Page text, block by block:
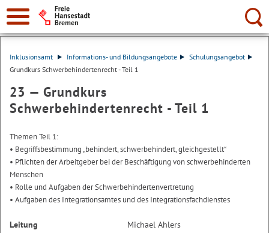
Suche:
Inklusionsamt Informations- und Bildungsangebote
Schulungsangebot
Grundkurs Schwerbehindertenrecht - Teil 1
23 — Grundkurs
Schwerbehindertenrecht - Teil 1
Themen Teil 1:
• Begriffsbestimmung „behindert, schwerbehindert, gleichgestellt“
• Pflichten der Arbeitgeber bei der Beschäftigung von schwerbehinderten
Menschen
• Rolle und Aufgaben der Schwerbehindertenvertretung
• Aufgaben des Integrationsamtes und des Integrationsfachdienstes
Leitung Michael Ahlers